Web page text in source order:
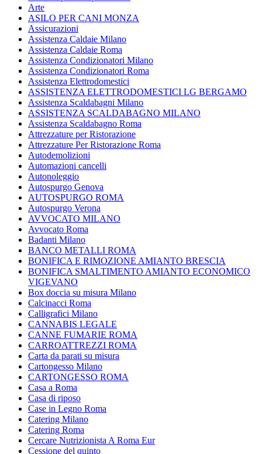
Arte
ASILO PER CANI MONZA
Assicurazioni
Assistenza Caldaie Milano
Assistenza Caldaie Roma
Assistenza Condizionatori Milano
Assistenza Condizionatori Roma
Assistenza Elettrodomestici
ASSISTENZA ELETTRODOMESTICI LG BERGAMO
Assistenza Scaldabagni Milano
ASSISTENZA SCALDABAGNO MILANO
Assistenza Scaldabagno Roma
Attrezzature per Ristorazione
Attrezzature Per Ristorazione Roma
Autodemolizioni
Automazioni cancelli
Autonoleggio
Autospurgo Genova
AUTOSPURGO ROMA
Autospurgo Verona
AVVOCATO MILANO
Avvocato Roma
Badanti Milano
BANCO METALLI ROMA
BONIFICA E RIMOZIONE AMIANTO BRESCIA
BONIFICA SMALTIMENTO AMIANTO ECONOMICO
VIGEVANO
Box doccia su misura Milano
Calcinacci Roma
Calligrafici Milano
CANNABIS LEGALE
CANNE FUMARIE ROMA
CARROATTREZZI ROMA
Carta da parati su misura
Cartongesso Milano
CARTONGESSO ROMA
Casa a Roma
Casa di riposo
Case in Legno Roma
Catering Milano
Catering Roma
Cercare Nutrizionista A Roma Eur
Cessione del quinto